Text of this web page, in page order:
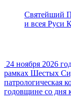
Святейший
и всея Руси
24 ноября 2026
рамках Шестых
патрологическая
годовщине со дня